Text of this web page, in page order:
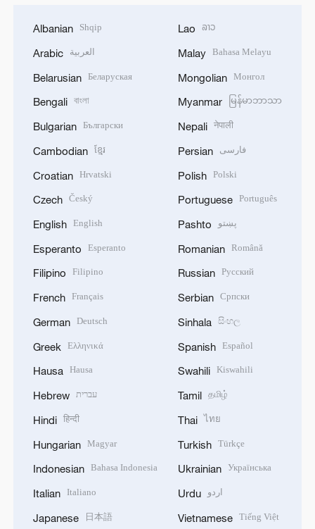
Albanian Shqip
Arabic العربية
Belarusian Беларуская
Bengali বাংলা
Bulgarian Български
Cambodian ខ្មែរ
Croatian Hrvatski
Czech Český
English English
Esperanto Esperanto
Filipino Filipino
French Français
German Deutsch
Greek Ελληνικά
Hausa Hausa
Hebrew עברית
Hindi हिन्दी
Hungarian Magyar
Indonesian Bahasa Indonesia
Italian Italiano
Japanese 日本語
Lao ລາວ
Malay Bahasa Melayu
Mongolian Монгол
Myanmar မြန်မာဘာသာ
Nepali नेपाली
Persian فارسی
Polish Polski
Portuguese Português
Pashto پښتو
Romanian Română
Russian Русский
Serbian Српски
Sinhala සිංහල
Spanish Español
Swahili Kiswahili
Tamil தமிழ்
Thai ไทย
Turkish Türkçe
Ukrainian Українська
Urdu اردو
Vietnamese Tiếng Việt